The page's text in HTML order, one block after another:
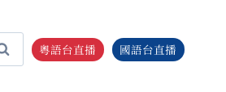
粵語台直播 國語台直播